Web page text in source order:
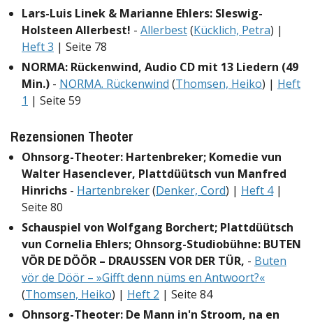
Lars-Luis Linek & Marianne Ehlers: Sleswig-
Holsteen Allerbest! - Allerbest(Kücklich, Petra) |
Heft 3 | Seite 78
NORMA: Rückenwind, Audio CD mit 13 Liedern (49
Min.) - NORMA. Rückenwind (Thomsen, Heiko) | Heft
1 | Seite 59
Rezensionen Theoter
Ohnsorg-Theoter: Hartenbreker; Komedie vun
Walter Hasenclever, Plattdüütsch vun Manfred
Hinrichs - Hartenbreker(Denker, Cord) | Heft 4|
Seite 80
Schauspiel von Wolfgang Borchert; Plattdüütsch
vun Cornelia Ehlers; Ohnsorg-Studiobühne: BUTEN
VÖR DE DÖÖR – DRAUSSEN VOR DER TÜR, - Buten
vör de Döör – »Gifft denn nüms en Antwoort?«
(Thomsen, Heiko) | Heft 2 | Seite 84
Ohnsorg-Theoter: De Mann in'n Stroom, na en